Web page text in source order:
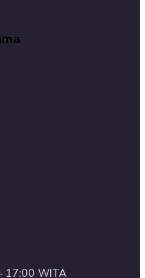
17:00 WITA